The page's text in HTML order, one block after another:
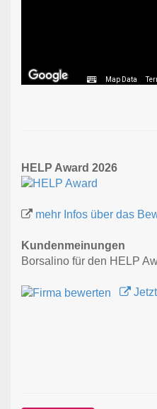
Map Data
HELP Award 2026
mehr Infos über das
Kundenmeinungen
Borsalino für den HELP